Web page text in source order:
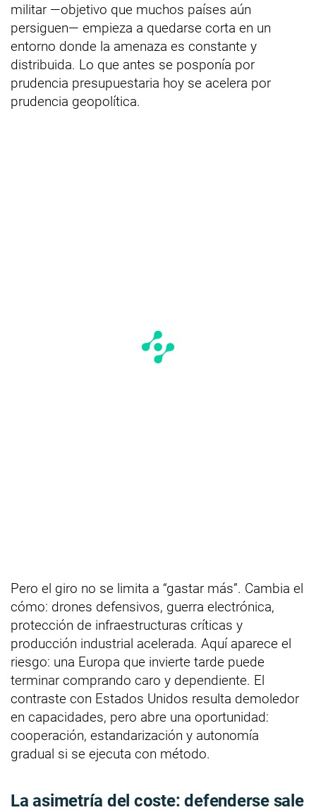
militar —objetivo que muchos países aún
persiguen— empieza a quedarse corta en un
entorno donde la amenaza es constante y
distribuida. Lo que antes se posponía por
prudencia presupuestaria hoy se acelera por
prudencia geopolítica.
Pero el giro no se limita a “gastar más”. Cambia el
cómo: drones defensivos, guerra electrónica,
protección de infraestructuras críticas y
producción industrial acelerada. Aquí aparece el
riesgo: una Europa que invierte tarde puede
terminar comprando caro y dependiente. El
contraste con Estados Unidos resulta demoledor
en capacidades, pero abre una oportunidad:
cooperación, estandarización y autonomía
gradual si se ejecuta con método.
La asimetría del coste: defenderse sale